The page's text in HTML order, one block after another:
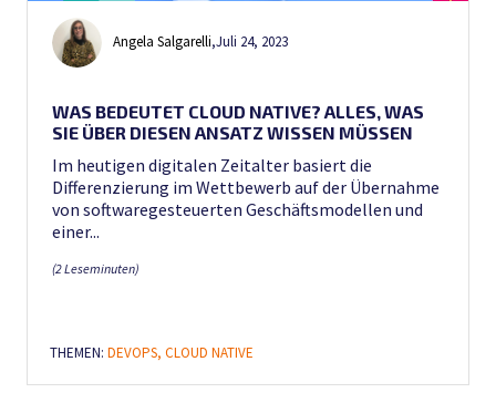
Angela Salgarelli,Juli 24, 2023
WAS BEDEUTET CLOUD NATIVE? ALLES, WAS
SIE ÜBER DIESEN ANSATZ WISSEN MÜSSEN
Im heutigen digitalen Zeitalter basiert die
Differenzierung im Wettbewerb auf der Übernahme
von softwaregesteuerten Geschäftsmodellen und
einer...
(2 Leseminuten)
THEMEN: DEVOPS, CLOUD NATIVE